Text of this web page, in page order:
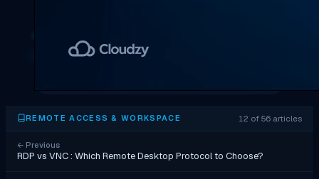
REMOTE ACCESS & WORKSPACE 12 of 56 articles
← Previous
RDP vs VNC : Which Remote Desktop Protocol to Choose?